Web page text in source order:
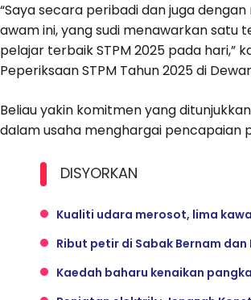
“Saya secara peribadi dan juga
awam ini, yang sudi menawarkan satu
pelajar terbaik STPM 2025 pada hari,”
Peperiksaan STPM Tahun 2025 di
Beliau yakin komitmen yang
dalam usaha menghargai pencapaian
DISYORKAN
Kualiti udara merosot, lima
Ribut petir di Sabak Bernam
Kaedah baharu kenaikan